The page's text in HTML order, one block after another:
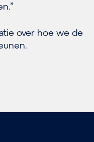
over hoe we de